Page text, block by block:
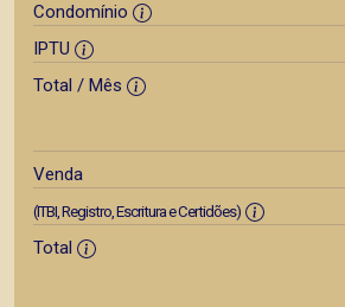
Condomínio
IPTU
Total / Mês
Venda
(ITBI, Registro, Escritura e Certidões)
Total